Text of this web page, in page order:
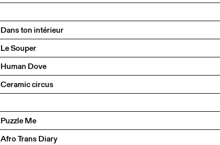
Dans ton intérieur
Le Souper
Human Dove
Ceramic circus
Puzzle Me
Afro Trans Diary